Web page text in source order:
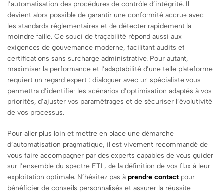
l’automatisation des procédures de contrôle d’intégrité. Il
devient alors possible de garantir une conformité accrue avec
les standards réglementaires et de détecter rapidement la
moindre faille. Ce souci de traçabilité répond aussi aux
exigences de gouvernance moderne, facilitant audits et
certifications sans surcharge administrative. Pour autant,
maximiser la performance et l’adaptabilité d’une telle plateforme
requiert un regard expert : dialoguer avec un spécialiste vous
permettra d’identifier les scénarios d’optimisation adaptés à vos
priorités, d’ajuster vos paramétrages et de sécuriser l’évolutivité
de vos processus.
Pour aller plus loin et mettre en place une démarche
d’automatisation pragmatique, il est vivement recommandé de
vous faire accompagner par des experts capables de vous guider
sur l’ensemble du spectre ETL, de la définition de vos flux à leur
exploitation optimale. N’hésitez pas à prendre contact pour
bénéficier de conseils personnalisés et assurer la réussite